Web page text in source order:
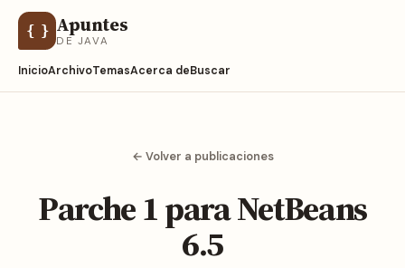
{ } Apuntes
DE JAVA
InicioArchivoTemasAcerca deBuscar
← Volver a publicaciones
Parche 1 para NetBeans
6.5